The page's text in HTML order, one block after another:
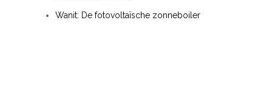
Wanit: De fotovoltaïsche zonneboiler